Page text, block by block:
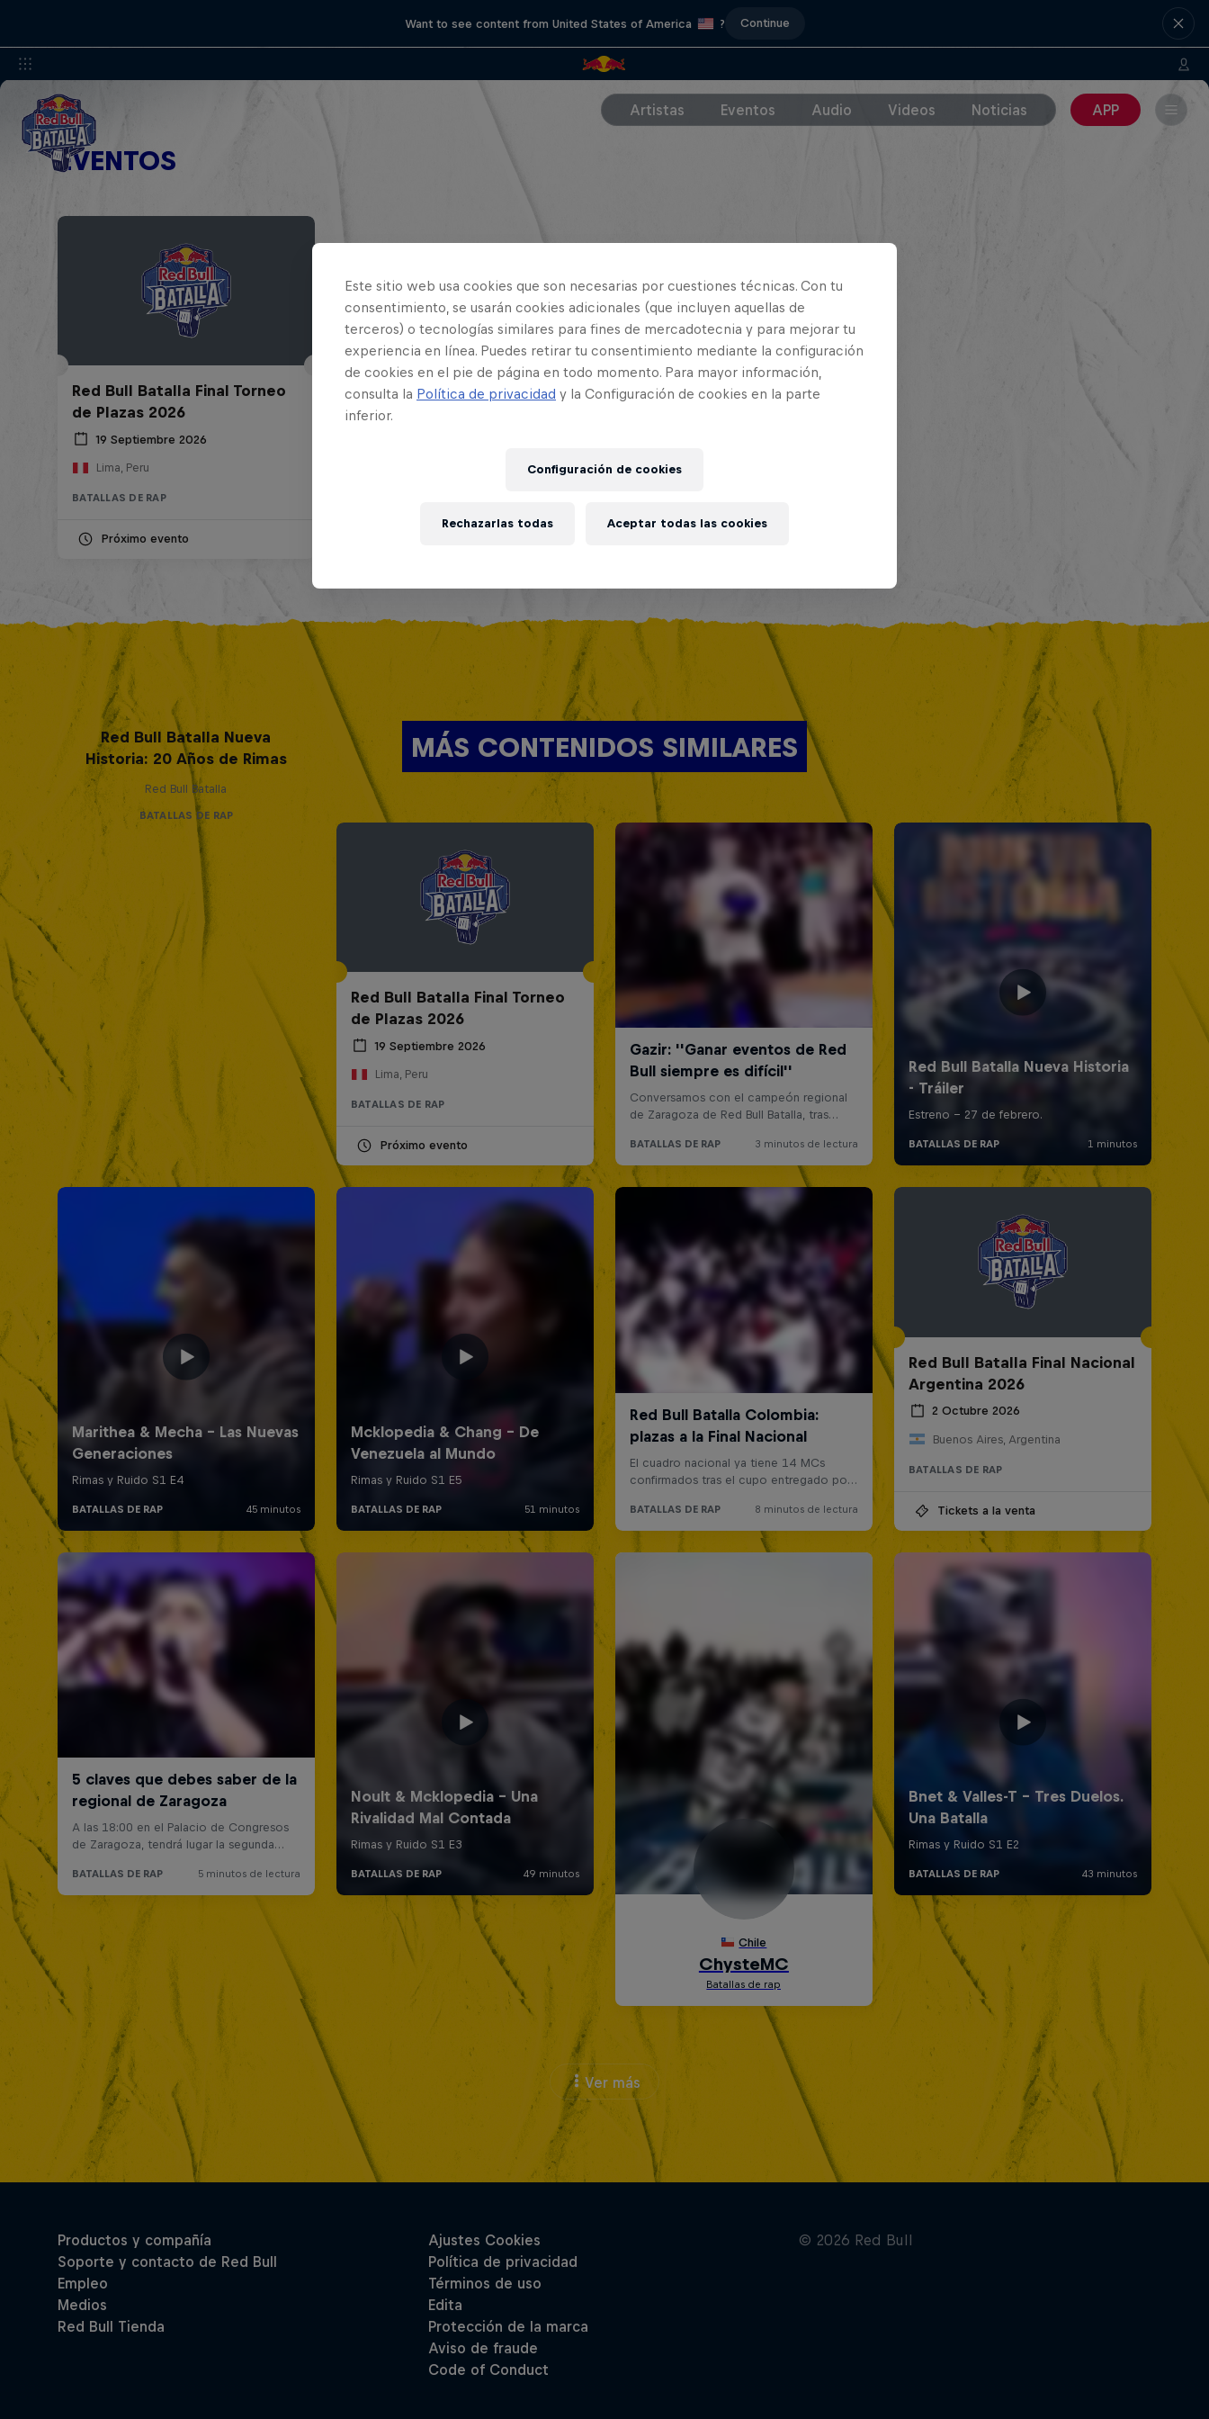
Want to see content from United States of America ? Continue
Artistas Eventos Audio Videos Noticias APP
EVENTOS
Red Bull Batalla Final Torneo
de Plazas 2026
19 Septiembre 2026
Lima, Peru
BATALLAS DE RAP
Próximo evento
MÁS CONTENIDOS SIMILARES
Red Bull Batalla Nueva
Historia: 20 Años de Rimas
Red Bull Batalla
BATALLAS DE RAP
Red Bull Batalla Final Torneo
de Plazas 2026
19 Septiembre 2026
Lima, Peru
BATALLAS DE RAP
Próximo evento
Red Bull Batalla Final Nacional
Argentina 2026
2 Octubre 2026
Buenos Aires, Argentina
BATALLAS DE RAP
Tickets a la venta
Ver más
Este sitio web usa cookies que son necesarias por cuestiones técnicas. Con tu
consentimiento, se usarán cookies adicionales (que incluyen aquellas de
terceros) o tecnologías similares para fines de mercadotecnia y para mejorar tu
experiencia en línea. Puedes retirar tu consentimiento mediante la configuración
de cookies en el pie de página en todo momento. Para mayor información,
consulta la Política de privacidad y la Configuración de cookies en la parte
inferior.
Configuración de cookies
Rechazarlas todas Aceptar todas las cookies